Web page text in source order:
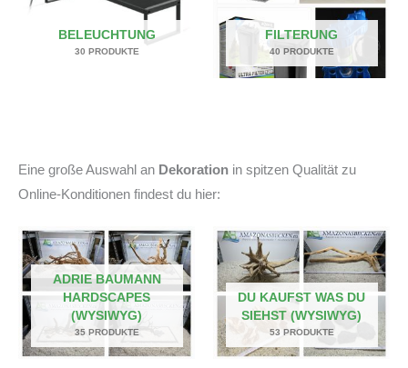
BELEUCHTUNG
30 PRODUKTE
FILTERUNG
40 PRODUKTE
Eine große Auswahl an Dekoration in spitzen Qualität zu
Online-Konditionen findest du hier:
ADRIE BAUMANN
HARDSCAPES
(WYSIWYG)
35 PRODUKTE
DU KAUFST WAS DU
SIEHST (WYSIWYG)
53 PRODUKTE